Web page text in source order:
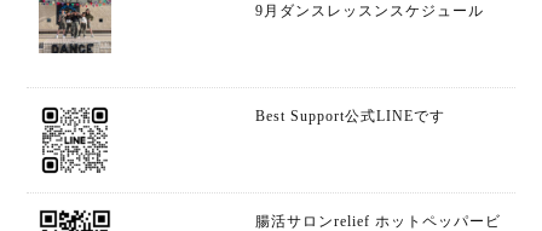
9月ダンスレッスンスケジュール
Best Support公式LINEです
腸活サロンrelief ホットペッパービ